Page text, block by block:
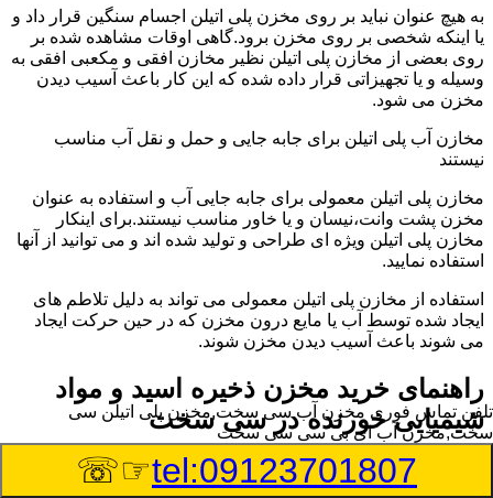
به هیچ عنوان نباید بر روی مخزن پلی اتیلن اجسام سنگین قرار داد و
یا اینکه شخصی بر روی مخزن برود.گاهی اوقات مشاهده شده بر
روی بعضی از مخازن پلی اتیلن نظیر مخازن افقی و مکعبی افقی به
وسیله و یا تجهیزاتی قرار داده شده که این کار باعث آسیب دیدن
مخزن می شود.
مخازن آب پلی اتیلن برای جابه جایی و حمل و نقل آب مناسب
نیستند
مخازن پلی اتیلن معمولی برای جابه جایی آب و استفاده به عنوان
مخزن پشت وانت،نیسان و یا خاور مناسب نیستند.برای اینکار
مخازن پلی اتیلن ویژه ای طراحی و تولید شده اند و می توانید از آنها
استفاده نمایید.
استفاده از مخازن پلی اتیلن معمولی می تواند به دلیل تلاطم های
ایجاد شده توسط آب یا مایع درون مخزن که در حین حرکت ایجاد
می شوند باعث آسیب دیدن مخزن شوند.
راهنمای خرید مخزن ذخیره اسید و مواد
شیمیایی خورنده در سی سخت
مخزن ذخیره اسید و مواد شیمیایی باید به گونه ای تولید شوند که
بتوانند در برابر چگالی نسبتا بالا و خورندگی انواع اسیدها مقاومت
تلفن تماس فوری مخزن آب سی سخت,مخزن پلی اتیلن سی
سخت,مخزن آب ای بی سی سی سخت
tel:09123701807
☞☏